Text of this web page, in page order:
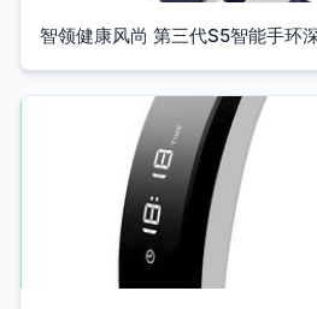
智领健康风尚 第三代S5智能手环